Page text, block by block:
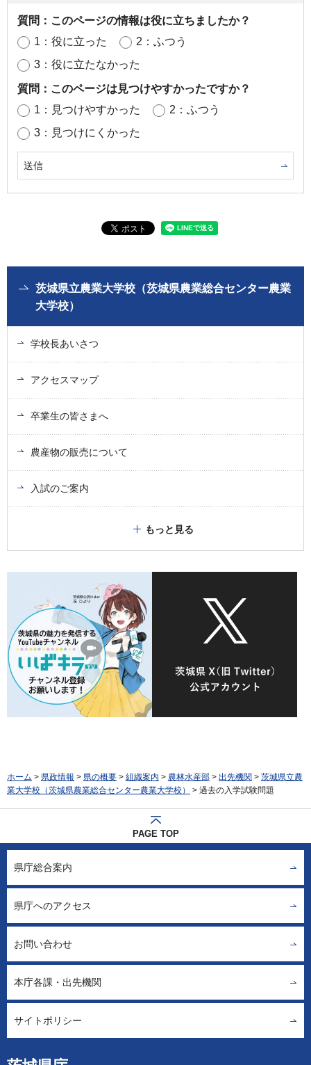
質問：このページの情報は役に立ちましたか？
1：役に立った
2：ふつう
3：役に立たなかった
質問：このページは見つけやすかったですか？
1：見つけやすかった
2：ふつう
3：見つけにくかった
茨城県立農業大学校（茨城県農業総合センター農業
大学校）
学校長あいさつ
アクセスマップ
卒業生の皆さまへ
農産物の販売について
入試のご案内
もっと見る
ホーム > 県政情報 > 県の概要 > 組織案内 > 農林水産部 > 出先機関 > 茨城県立農
業大学校（茨城県農業総合センター農業大学校）
> 過去の入学試験問題
PAGE TOP
県庁総合案内
県庁へのアクセス
お問い合わせ
本庁各課・出先機関
サイトポリシー